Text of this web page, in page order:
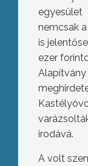
egyesület
nemcsak
is
ezer
Alapítvány
irodává.
A volt